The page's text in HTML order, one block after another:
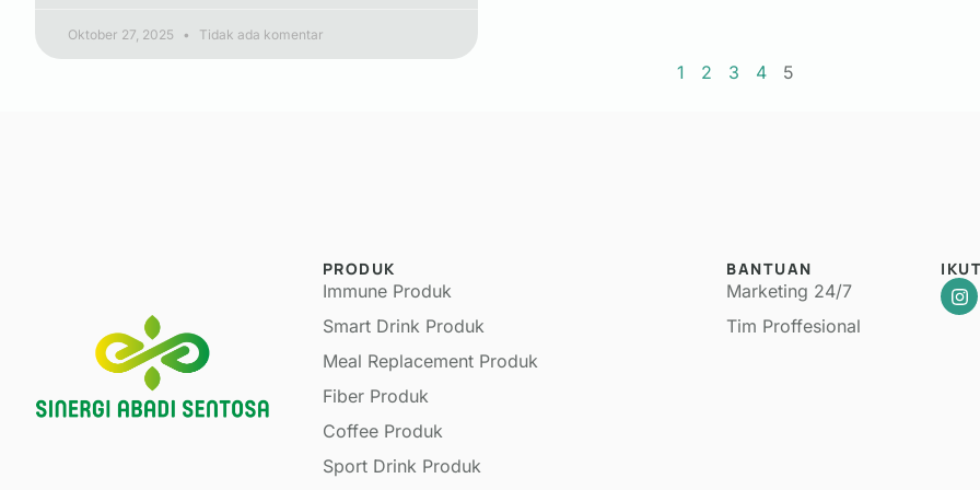
Oktober 27, 2025 Tidak ada komentar
1 2 3 4 5
PRODUK
Immune Produk
Smart Drink Produk
Meal Replacement Produk
Fiber Produk
Coffee Produk
Sport Drink Produk
BANTUAN
Marketing 24/7
Tim Proffesional